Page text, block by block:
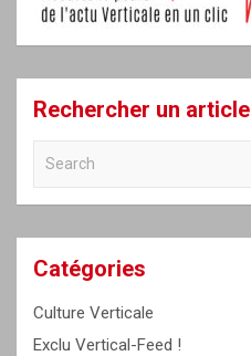
Rechercher un article
a
r
c
Catégories
Culture Verticale
Exclu Vertical-Feed !